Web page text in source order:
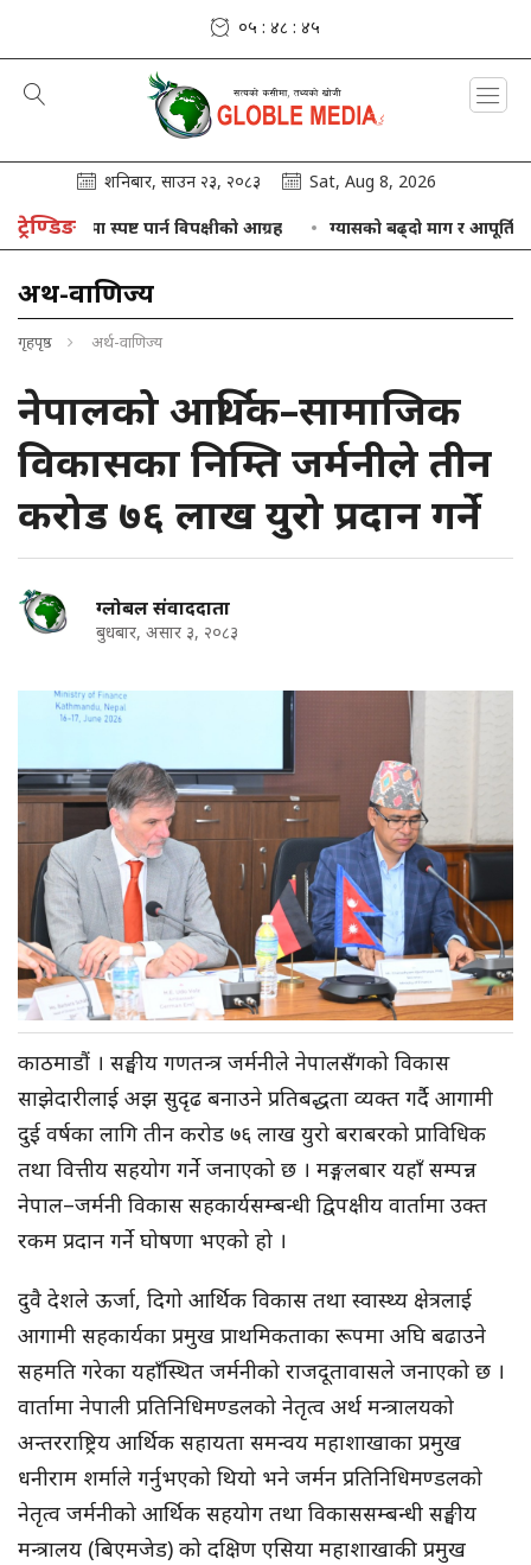
०५ : ४८ : ४६
शनिबार, साउन २३, २०८३ Sat, Aug 8, 2026
ट्रेण्डिङस्पष्ट पार्न विपक्षीको आग्रह ग्यासको बढ्दो माग र आपूर्तिबीच
अर्थ-वाणिज्य
गृहपृष्ठ अर्थ-वाणिज्य
नेपालको आर्थिक–सामाजिक
विकासका निम्ति जर्मनीले तीन
करोड ७६ लाख युरो प्रदान गर्ने
ग्लोबल संवाददाता
बुधबार, असार ३, २०८३
काठमाडौं । सङ्घीय गणतन्त्र जर्मनीले नेपालसँगको विकास
साझेदारीलाई अझ सुदृढ बनाउने प्रतिबद्धता व्यक्त गर्दै आगामी
दुई वर्षका लागि तीन करोड ७६ लाख युरो बराबरको प्राविधिक
तथा वित्तीय सहयोग गर्ने जनाएको छ । मङ्गलबार यहाँ सम्पन्न
नेपाल–जर्मनी विकास सहकार्यसम्बन्धी द्विपक्षीय वार्तामा उक्त
रकम प्रदान गर्ने घोषणा भएको हो ।
दुवै देशले ऊर्जा, दिगो आर्थिक विकास तथा स्वास्थ्य क्षेत्रलाई
आगामी सहकार्यका प्रमुख प्राथमिकताका रूपमा अघि बढाउने
सहमति गरेका यहाँस्थित जर्मनीको राजदूतावासले जनाएको छ ।
वार्तामा नेपाली प्रतिनिधिमण्डलको नेतृत्व अर्थ मन्त्रालयको
अन्तरराष्ट्रिय आर्थिक सहायता समन्वय महाशाखाका प्रमुख
धनीराम शर्माले गर्नुभएको थियो भने जर्मन प्रतिनिधिमण्डलको
नेतृत्व जर्मनीको आर्थिक सहयोग तथा विकाससम्बन्धी सङ्घीय
मन्त्रालय (बिएमजेड) को दक्षिण एसिया महाशाखाकी प्रमुख